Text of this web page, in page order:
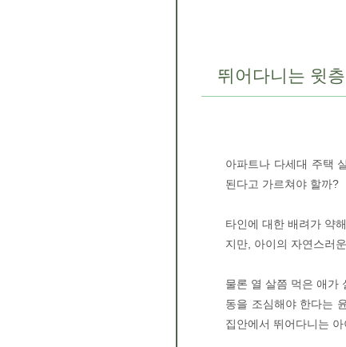
뛰어다니는 윗
아파트나 다세대 주택
된다고 가르쳐야 할까?
타인에 대한 배려가 약
지만, 아이의 자연스러
물론 열 살쯤 먹은 애가
동을 조심해야 한다는
집안에서 뛰어다니는